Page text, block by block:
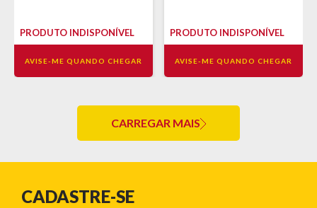
PRODUTO INDISPONÍVEL
AVISE-ME QUANDO CHEGAR
PRODUTO INDISPONÍVEL
AVISE-ME QUANDO CHEGAR
CARREGAR MAIS
CADASTRE-SE